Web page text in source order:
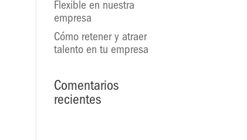
Flexible en nuestra
empresa
Cómo retener y atraer
talento en tu empresa
Comentarios
recientes